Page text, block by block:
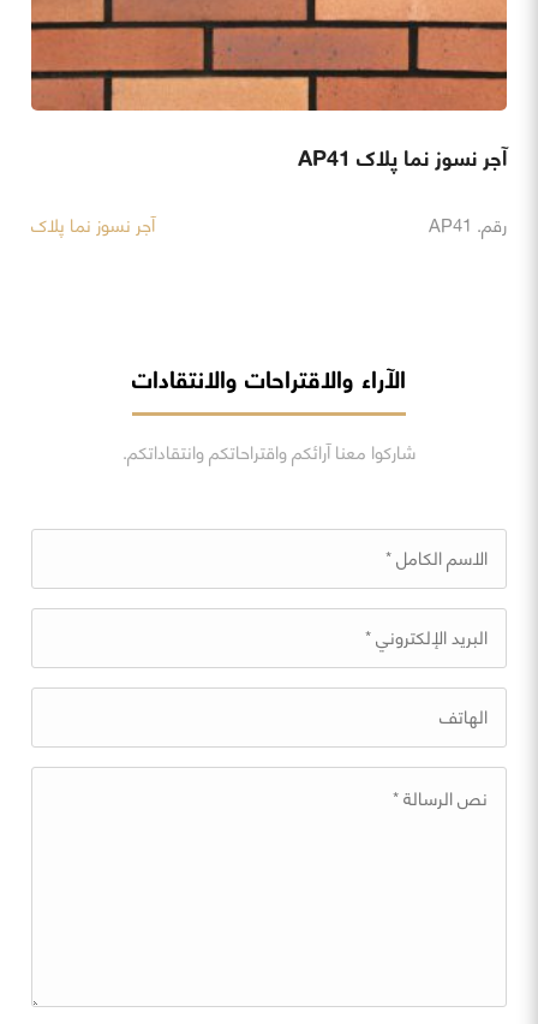
آجر نسوز نما پلاک AP41
رقم. AP41 آجر نسوز نما پلاک
الآراء والاقتراحات والانتقادات
شاركوا معنا آرائكم واقتراحاتكم وانتقاداتكم.